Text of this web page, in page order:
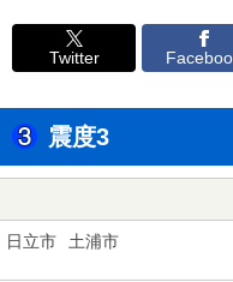
Twitter
震度3
日立市 土浦市